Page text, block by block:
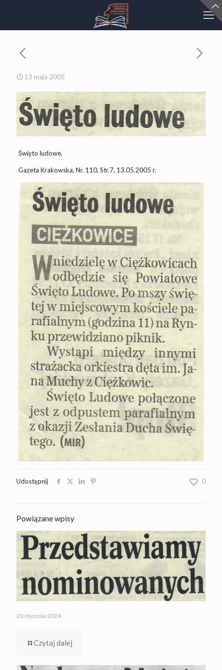
13 maja 2005
Święto ludowe,
Gazeta Krakowska, Nr. 110, Str.7, 13.05.2005 r.
Udostępnij 0
Powiązane wpisy
20 stycznia 2024
Czytaj dalej